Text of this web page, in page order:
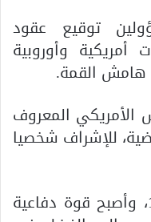
توقيع عقود
أمريكية وأوروبية
هامش القمة.
الأمريكي المعروف
للإشراف شخصيا
وتأسس حلف الناتو عام 1949، وأصبح قوة دفاعية